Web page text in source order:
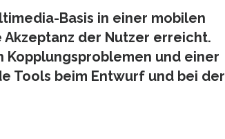
Basis in einer mobilen
der Nutzer erreicht.
und einer
Tools beim Entwurf und bei der